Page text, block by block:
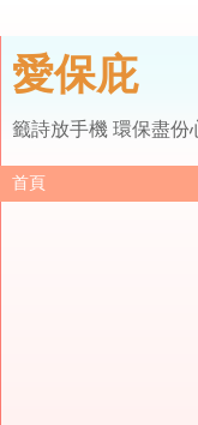
愛保庇
籤詩放手機 環保盡份